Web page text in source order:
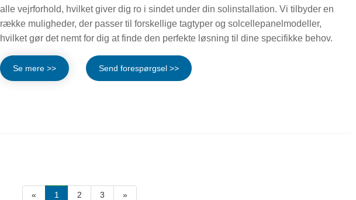
alle vejrforhold, hvilket giver dig ro i sindet under din solinstallation. Vi tilbyder en
række muligheder, der passer til forskellige tagtyper og solcellepanelmodeller,
hvilket gør det nemt for dig at finde den perfekte løsning til dine specifikke behov.
Se mere >> Send forespørgsel >>
« 1 2 3 »